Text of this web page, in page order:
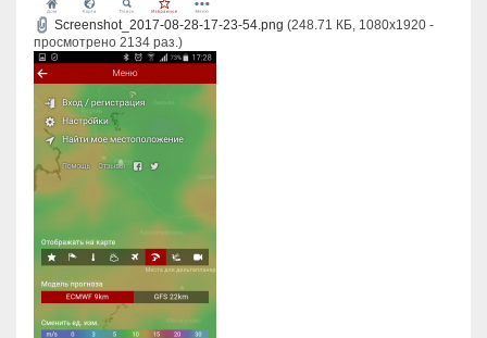
Screenshot_2017-08-28-17-23-54.png (248.71 КБ, 1080x1920 -
просмотрено 2134 раз.)